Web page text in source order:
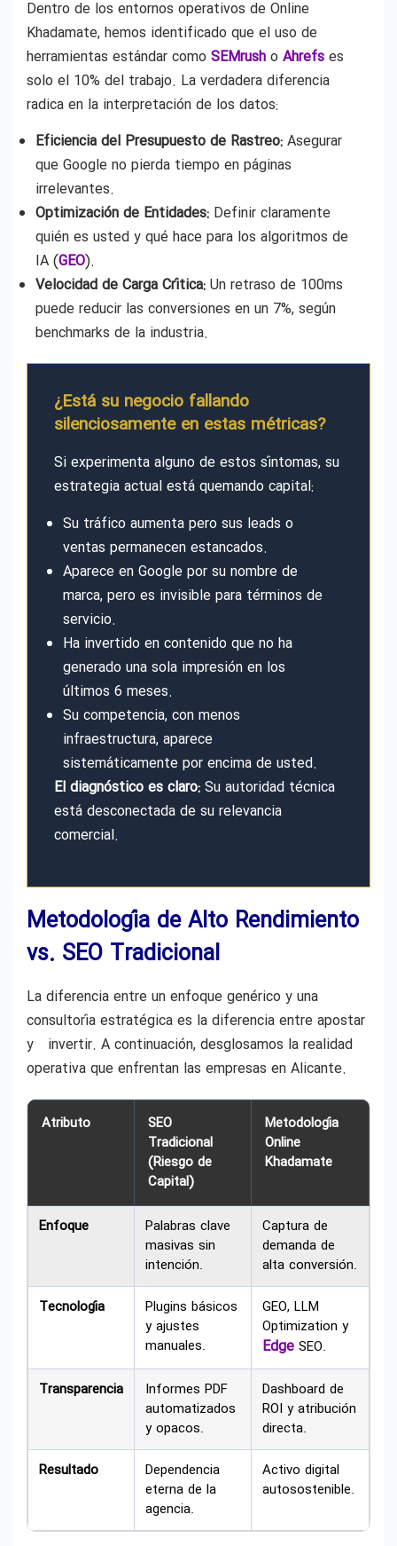
Dentro de los entornos operativos de Online
Khadamate, hemos identificado que el uso de
herramientas estándar como SEMrush o Ahrefs es
solo el 10% del trabajo. La verdadera diferencia
radica en la interpretación de los datos:
Eficiencia del Presupuesto de Rastreo: Asegurar
que Google no pierda tiempo en páginas
irrelevantes.
Optimización de Entidades: Definir claramente
quién es usted y qué hace para los algoritmos de
IA (GEO).
Velocidad de Carga Crítica: Un retraso de 100ms
puede reducir las conversiones en un 7%, según
benchmarks de la industria.
¿Está su negocio fallando
silenciosamente en estas métricas?
Si experimenta alguno de estos síntomas, su
estrategia actual está quemando capital:
Su tráfico aumenta pero sus leads o
ventas permanecen estancados.
Aparece en Google por su nombre de
marca, pero es invisible para términos de
servicio.
Ha invertido en contenido que no ha
generado una sola impresión en los
últimos 6 meses.
Su competencia, con menos
infraestructura, aparece
sistemáticamente por encima de usted.
El diagnóstico es claro: Su autoridad técnica
está desconectada de su relevancia
comercial.
Metodología de Alto Rendimiento
vs. SEO Tradicional
La diferencia entre un enfoque genérico y una
consultoría estratégica es la diferencia entre apostar
y invertir. A continuación, desglosamos la realidad
operativa que enfrentan las empresas en Alicante.
Atributo
SEO
Tradicional
(Riesgo de
Capital)
Metodología
Online
Khadamate
Enfoque
Palabras clave
masivas sin
intención.
Captura de
demanda de
alta conversión.
Tecnología
Plugins básicos
y ajustes
manuales.
GEO, LLM
Optimization y
Edge SEO.
Transparencia
Informes PDF
automatizados
y opacos.
Dashboard de
ROI y atribución
directa.
Resultado
Dependencia
eterna de la
agencia.
Activo digital
autosostenible.